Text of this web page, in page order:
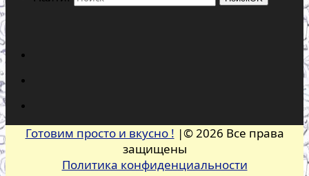
Готовим просто и вкусно ! |© 2026 Все права
защищены
Политика конфиденциальности